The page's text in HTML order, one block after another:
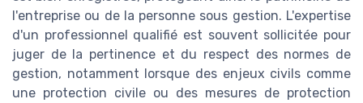
l'entreprise ou de la personne sous gestion. L'expertise
d'un professionnel qualifié est souvent sollicitée pour
juger de la pertinence et du respect des normes de
gestion, notamment lorsque des enjeux civils comme
une protection civile ou des mesures de protection